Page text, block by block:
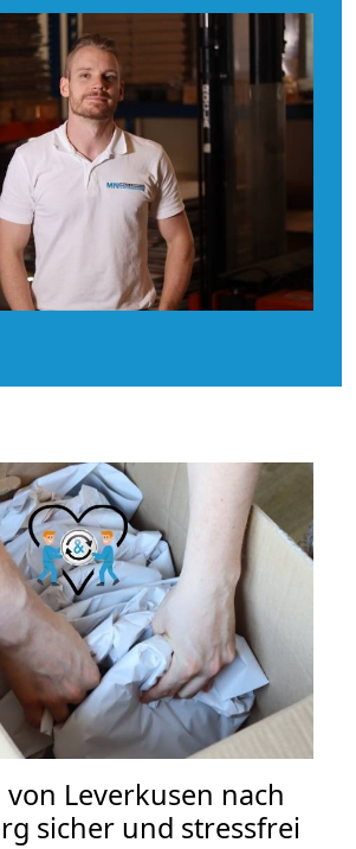
von Leverkusen nach
sicher und stressfrei